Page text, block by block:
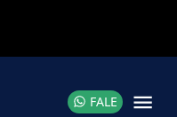
FALE